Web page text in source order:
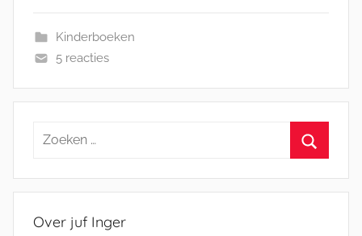
Kinderboeken
5 reacties
Zoeken
Over juf Inger